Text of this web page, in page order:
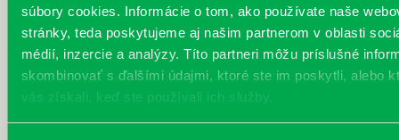
súbory cookies. Informácie o tom, ako používate naše
stránky, teda poskytujeme aj našim partnerom v oblasti
médií, inzercie a analýzy. Títo partneri môžu príslušné
skombinovať s ďalšími údajmi, ktoré ste im poskytli, alebo
vás získali, keď ste používali ich služby.
príbehy predstavuje tvorbu Denisy Olexa Bogdalíkovej Zuzany ...
Viac
Október v knižnici
Každý deň
Petržalské súzvuky Ferka Urbánka 2025 Večer kreatívneho písania –